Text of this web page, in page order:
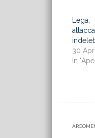
30
In